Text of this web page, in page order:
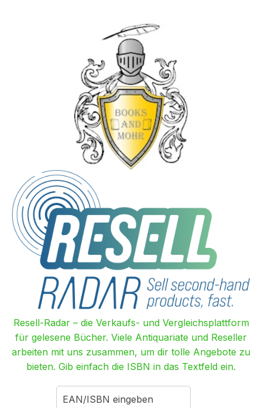
Resell-Radar – die Verkaufs- und Vergleichsplattform
für gelesene Bücher. Viele Antiquariate und Reseller
arbeiten mit uns zusammen, um dir tolle Angebote zu
bieten. Gib einfach die ISBN in das Textfeld ein.